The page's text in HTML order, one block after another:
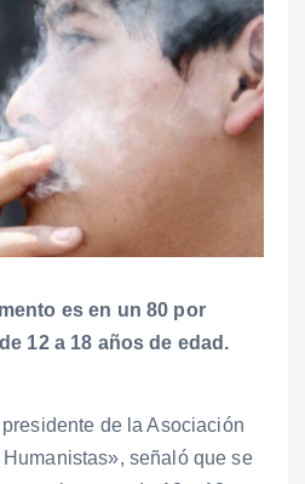
es en un 80 por
12 a 18 años de edad.
de la Asociación
señaló que se